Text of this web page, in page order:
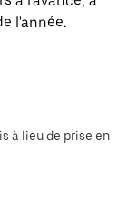
l'année.
à lieu de prise en